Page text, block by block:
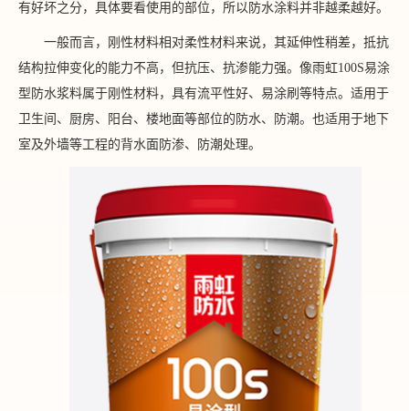
有好坏之分，具体要看使用的部位，所以防水涂料并非越柔越好。
一般而言，刚性材料相对柔性材料来说，其延伸性稍差，抵抗
结构拉伸变化的能力不高，但抗压、抗渗能力强。像雨虹100S易涂
型防水浆料属于刚性材料，具有流平性好、易涂刷等特点。适用于
卫生间、厨房、阳台、楼地面等部位的防水、防潮。也适用于地下
室及外墙等工程的背水面防渗、防潮处理。